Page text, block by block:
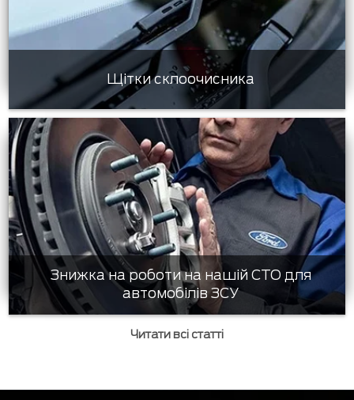
Щітки склоочисника
Знижка на роботи на нашій СТО для
автомобілів ЗСУ
Читати всі статті